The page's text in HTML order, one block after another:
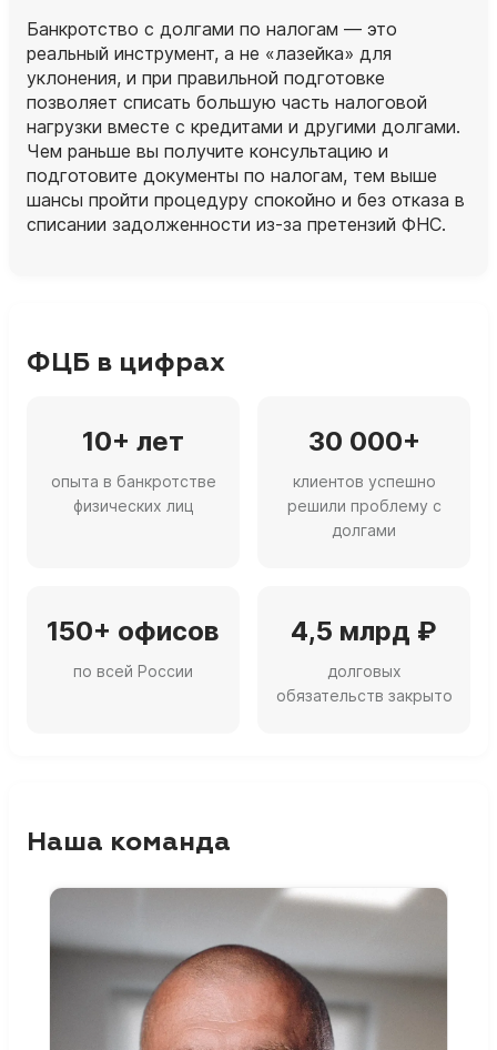
Банкротство с долгами по налогам — это
реальный инструмент, а не «лазейка» для
уклонения, и при правильной подготовке
позволяет списать большую часть налоговой
нагрузки вместе с кредитами и другими долгами.
Чем раньше вы получите консультацию и
подготовите документы по налогам, тем выше
шансы пройти процедуру спокойно и без отказа в
списании задолженности из‑за претензий ФНС.
ФЦБ в цифрах
10+ лет
опыта в банкротстве
физических лиц
30 000+
клиентов успешно
решили проблему с
долгами
150+ офисов
по всей России
4,5 млрд ₽
долговых
обязательств закрыто
Наша команда